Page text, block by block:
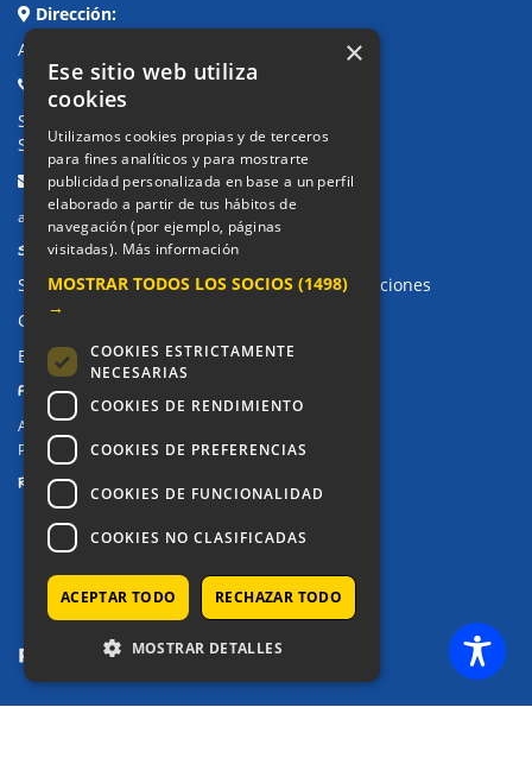
Dirección:
Avda. de Pablo Iglesias, 4. Alcorcón
Teléfonos:
Secretaría Ppal:
Secretaría Infantil:91 643 61 33
Email:
alkor@colegioalkor.com
SUGERENCIAS Y CANAL DE DENUNCIAS
Sugerencias, Quejas, Reclamaciones y Felicitaciones
Canal de denuncias
Buzón denuncia drogas CM
PRIVACIDAD
Aviso legal / Política de privacidad
Política de Cookies
REDES SOCIALES
×
Ese sitio web utiliza
cookies
Utilizamos cookies propias y de terceros
para fines analíticos y para mostrarte
publicidad personalizada en base a un perfil
elaborado a partir de tus hábitos de
navegación (por ejemplo, páginas
visitadas). Más información
MOSTRAR TODOS LOS SOCIOS (1498)
→
COOKIES ESTRICTAMENTE
NECESARIAS
COOKIES DE RENDIMIENTO
COOKIES DE PREFERENCIAS
COOKIES DE FUNCIONALIDAD
COOKIES NO CLASIFICADAS
ACEPTAR TODO RECHAZAR TODO
MOSTRAR DETALLES